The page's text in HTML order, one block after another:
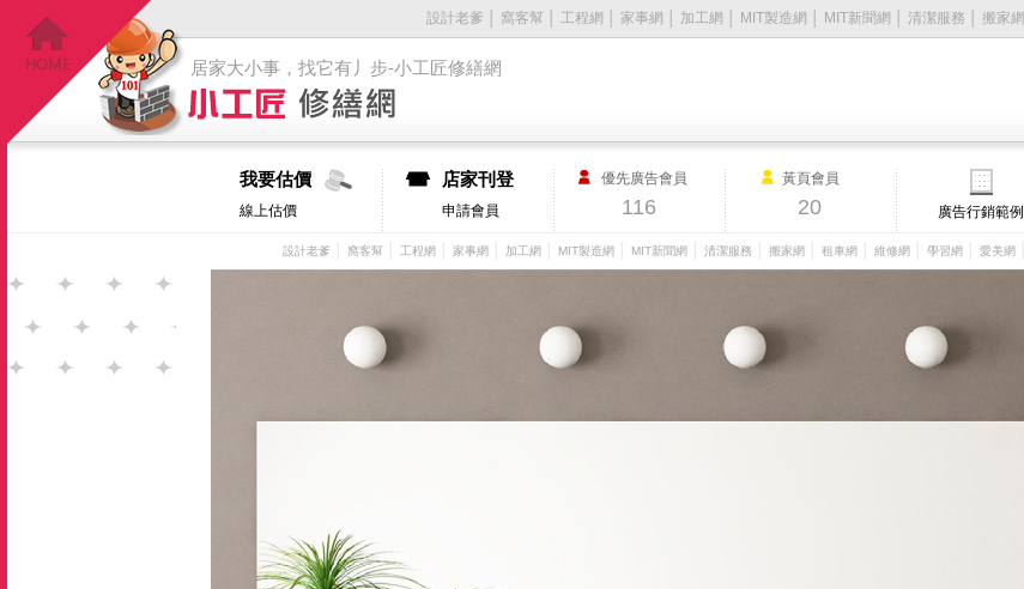
居家大小事，找它有丿步-小工匠修繕網
設計老爹 窩客幫 工程網 家事網 加工網 MIT製造網 MIT新聞網 清潔服務 搬家網
我要估價
線上估價
店家刊登
申請會員
優先廣告會員
116
黃頁會員
20 廣告行銷範例
設計老爹 窩客幫 工程網 家事網 加工網 MIT製造網 MIT新聞網 清潔服務 搬家網 租車網 維修網 學習網 愛美網